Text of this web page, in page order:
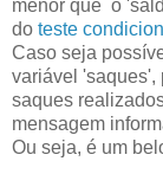
menor que o
do teste
Caso seja
variável 'saques',
saques
mensagem
Ou seja, é um